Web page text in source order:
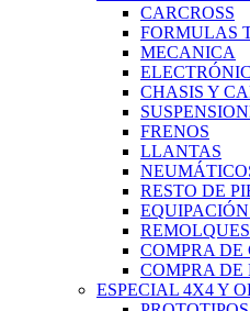
CARCROSS
FORMULAS
MECANICA
CHASIS Y
FRENOS
LLANTAS
RESTO DE
REMOLQUES
COMPRA DE
COMPRA DE
ESPECIAL 4X4 Y